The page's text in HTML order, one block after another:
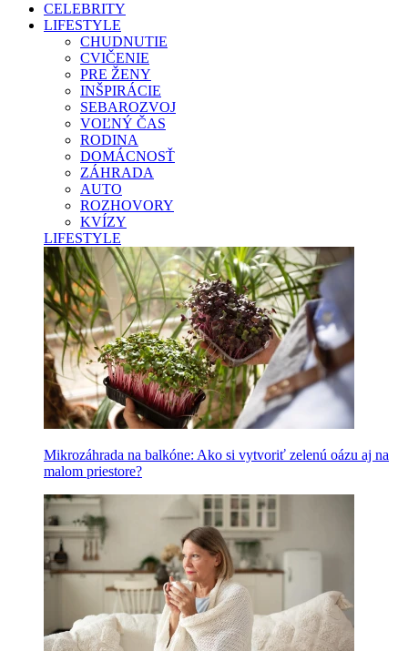
CELEBRITY
LIFESTYLE
CHUDNUTIE
CVIČENIE
PRE ŽENY
INŠPIRÁCIE
SEBAROZVOJ
VOĽNÝ ČAS
RODINA
DOMÁCNOSŤ
ZÁHRADA
AUTO
ROZHOVORY
KVÍZY
LIFESTYLE
Mikrozáhrada na balkóne: Ako si vytvoriť zelenú oázu aj na
malom priestore?